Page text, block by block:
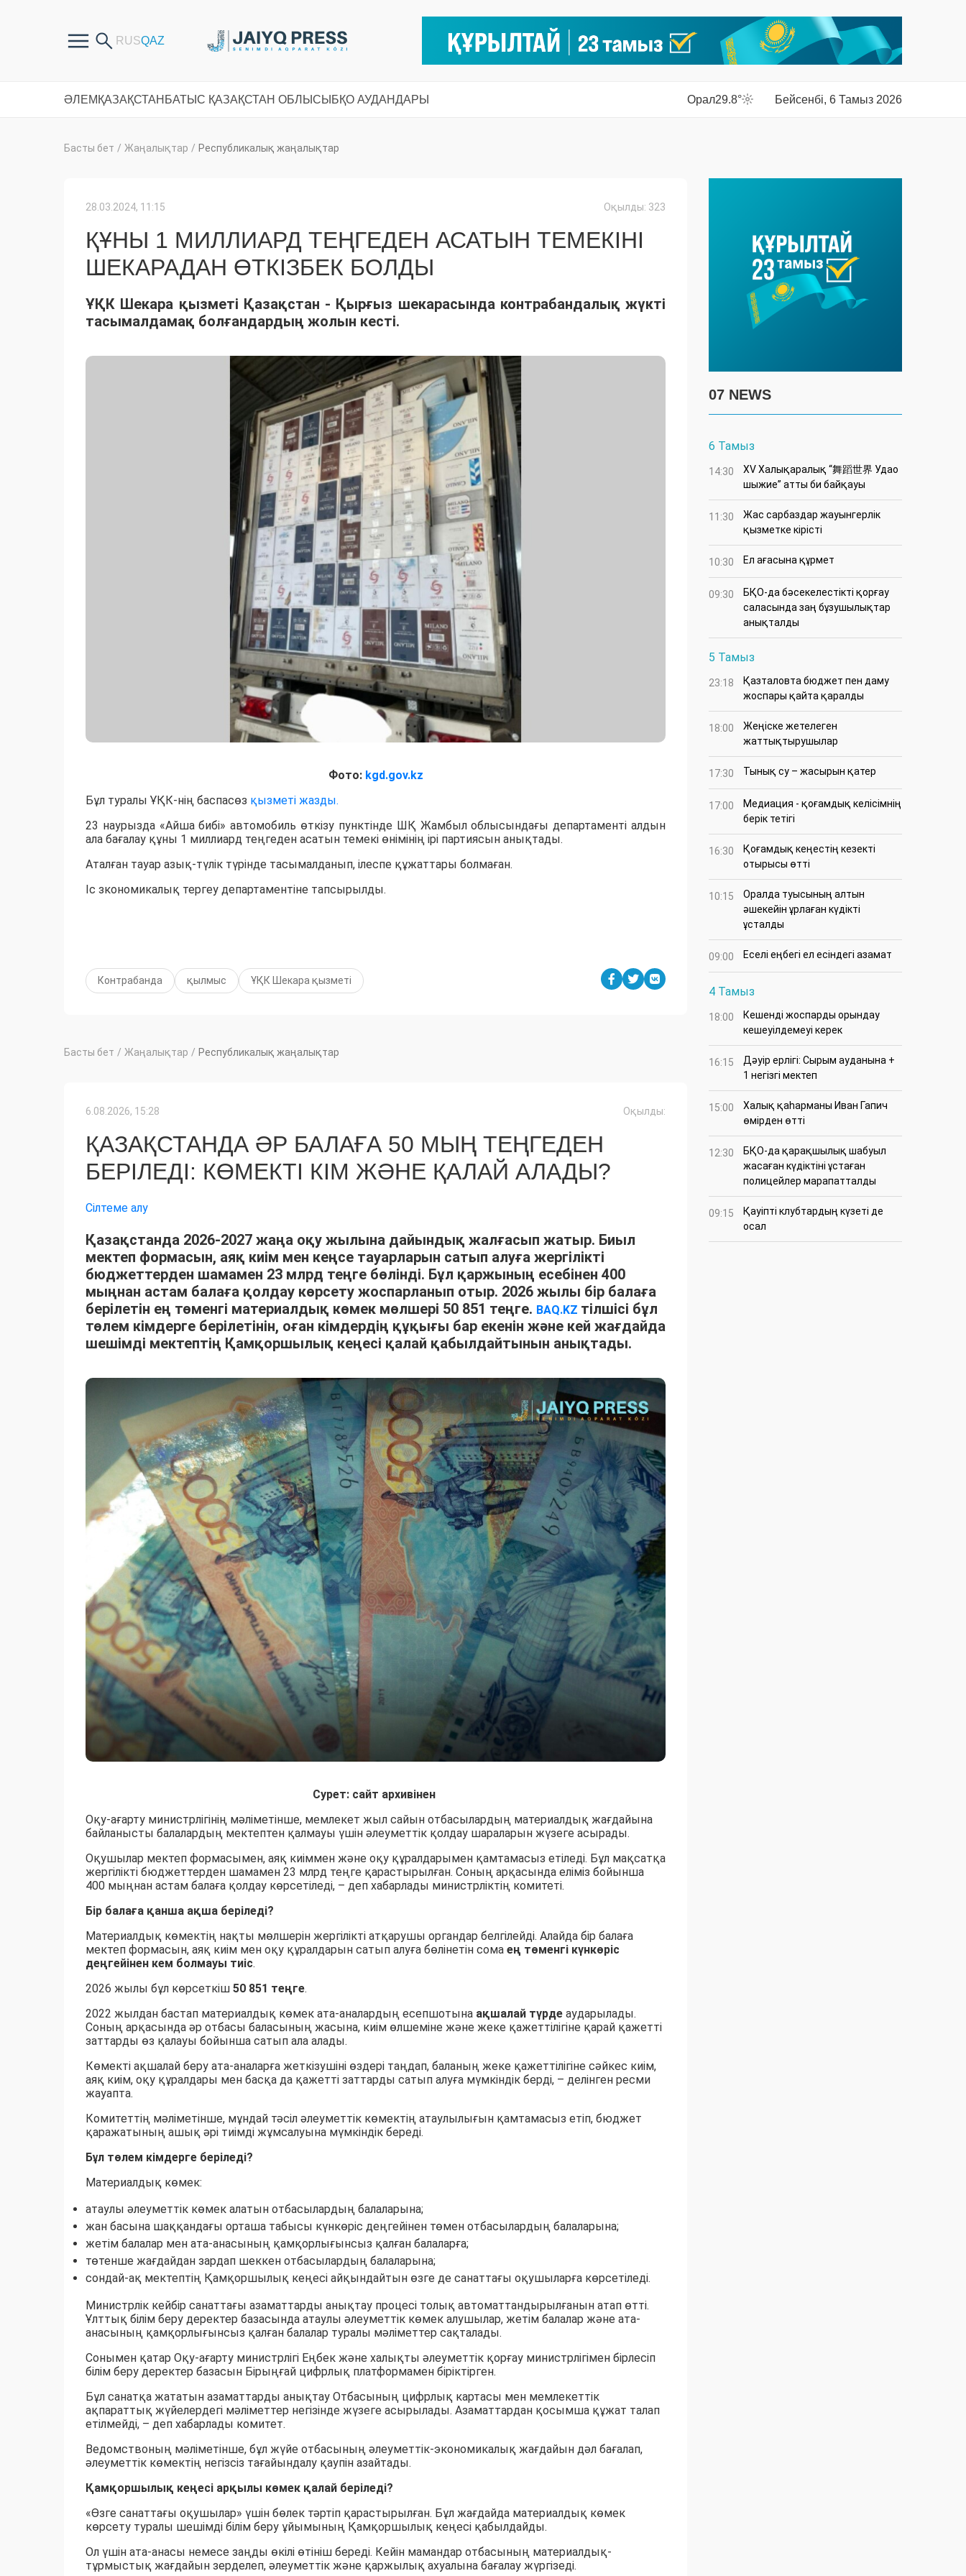
ӘЛЕМ ҚАЗАҚСТАН БАТЫС ҚАЗАҚСТАН ОБЛЫСЫ БҚО АУДАНДАРЫ Орал29.8° Бейсенбі, 6 Тамыз 2026
Басты бет / Жаңалықтар / Республикалық жаңалықтар
28.03.2024, 11:15 Оқылды: 323
ҚҰНЫ 1 МИЛЛИАРД ТЕҢГЕДЕН АСАТЫН ТЕМЕКІНІ
ШЕКАРАДАН ӨТКІЗБЕК БОЛДЫ
ҰҚК Шекара қызметі Қазақстан - Қырғыз шекарасында контрабандалық жүкті
тасымалдамақ болғандардың жолын кесті.
Фото: kgd.gov.kz
Бұл туралы ҰҚК-нің баспасөз қызметі жазды.
23 наурызда «Айша бибі» автомобиль өткізу пунктінде ШҚ Жамбыл облысындағы департаменті алдын
ала бағалау құны 1 миллиард теңгеден асатын темекі өнімінің ірі партиясын анықтады.
Аталған тауар азық-түлік түрінде тасымалданып, ілеспе құжаттары болмаған.
Іс зкономикалық тергеу департаментіне тапсырылды.
Контрабанда қылмыс ҰҚК Шекара қызметі
Басты бет / Жаңалықтар / Республикалық жаңалықтар
6.08.2026, 15:28 Оқылды:
ҚАЗАҚСТАНДА ӘР БАЛАҒА 50 МЫҢ ТЕҢГЕДЕН
БЕРІЛЕДІ: КӨМЕКТІ КІМ ЖӘНЕ ҚАЛАЙ АЛАДЫ?
Сілтеме алу
Қазақстанда 2026-2027 жаңа оқу жылына дайындық жалғасып жатыр. Биыл
мектеп формасын, аяқ киім мен кеңсе тауарларын сатып алуға жергілікті
бюджеттерден шамамен 23 млрд теңге бөлінді. Бұл қаржының есебінен 400
мыңнан астам балаға қолдау көрсету жоспарланып отыр. 2026 жылы бір балаға
берілетін ең төменгі материалдық көмек мөлшері 50 851 теңге. BAQ.KZ тілшісі бұл
төлем кімдерге берілетінін, оған кімдердің құқығы бар екенін және кей жағдайда
шешімді мектептің Қамқоршылық кеңесі қалай қабылдайтынын анықтады.
Сурет: сайт архивінен
Оқу-ағарту министрлігінің мәліметінше, мемлекет жыл сайын отбасылардың материалдық жағдайына
байланысты балалардың мектептен қалмауы үшін әлеуметтік қолдау шараларын жүзеге асырады.
Оқушылар мектеп формасымен, аяқ киіммен және оқу құралдарымен қамтамасыз етіледі. Бұл мақсатқа
жергілікті бюджеттерден шамамен 23 млрд теңге қарастырылған. Соның арқасында еліміз бойынша
400 мыңнан астам балаға қолдау көрсетіледі, – деп хабарлады министрліктің комитеті.
Бір балаға қанша ақша беріледі?
Материалдық көмектің нақты мөлшерін жергілікті атқарушы органдар белгілейді. Алайда бір балаға
мектеп формасын, аяқ киім мен оқу құралдарын сатып алуға бөлінетін сома ең төменгі күнкөріс
деңгейінен кем болмауы тиіс.
2026 жылы бұл көрсеткіш 50 851 теңге.
2022 жылдан бастап материалдық көмек ата-аналардың есепшотына ақшалай түрде аударылады.
Соның арқасында әр отбасы баласының жасына, киім өлшеміне және жеке қажеттілігіне қарай қажетті
заттарды өз қалауы бойынша сатып ала алады.
Көмекті ақшалай беру ата-аналарға жеткізушіні өздері таңдап, баланың жеке қажеттілігіне сәйкес киім,
аяқ киім, оқу құралдары мен басқа да қажетті заттарды сатып алуға мүмкіндік берді, – делінген ресми
жауапта.
Комитеттің мәліметінше, мұндай тәсіл әлеуметтік көмектің атаулылығын қамтамасыз етіп, бюджет
қаражатының ашық әрі тиімді жұмсалуына мүмкіндік береді.
Бұл төлем кімдерге беріледі?
Материалдық көмек:
атаулы әлеуметтік көмек алатын отбасылардың балаларына;
жан басына шаққандағы орташа табысы күнкөріс деңгейінен төмен отбасылардың балаларына;
жетім балалар мен ата-анасының қамқорлығынсыз қалған балаларға;
төтенше жағдайдан зардап шеккен отбасылардың балаларына;
сондай-ақ мектептің Қамқоршылық кеңесі айқындайтын өзге де санаттағы оқушыларға көрсетіледі.
Министрлік кейбір санаттағы азаматтарды анықтау процесі толық автоматтандырылғанын атап өтті.
Ұлттық білім беру деректер базасында атаулы әлеуметтік көмек алушылар, жетім балалар және ата-
анасының қамқорлығынсыз қалған балалар туралы мәліметтер сақталады.
Сонымен қатар Оқу-ағарту министрлігі Еңбек және халықты әлеуметтік қорғау министрлігімен бірлесіп
білім беру деректер базасын Бірыңғай цифрлық платформамен біріктірген.
Бұл санатқа жататын азаматтарды анықтау Отбасының цифрлық картасы мен мемлекеттік
ақпараттық жүйелердегі мәліметтер негізінде жүзеге асырылады. Азаматтардан қосымша құжат талап
етілмейді, – деп хабарлады комитет.
Ведомствоның мәліметінше, бұл жүйе отбасының әлеуметтік-экономикалық жағдайын дәл бағалап,
әлеуметтік көмектің негізсіз тағайындалу қаупін азайтады.
Қамқоршылық кеңесі арқылы көмек қалай беріледі?
«Өзге санаттағы оқушылар» үшін бөлек тәртіп қарастырылған. Бұл жағдайда материалдық көмек
көрсету туралы шешімді білім беру ұйымының Қамқоршылық кеңесі қабылдайды.
Ол үшін ата-анасы немесе заңды өкілі өтініш береді. Кейін мамандар отбасының материалдық-
тұрмыстық жағдайын зерделеп, әлеуметтік және қаржылық ахуалына бағалау жүргізеді.
07 NEWS
6 Тамыз
14:30
XV Халықаралық “舞蹈世界 Удао
шыжие” атты би байқауы
11:30
Жас сарбаздар жауынгерлік
қызметке кірісті
10:30 Ел ағасына құрмет
09:30
БҚО-да бәсекелестікті қорғау
саласында заң бұзушылықтар
анықталды
5 Тамыз
23:18
Қазталовта бюджет пен даму
жоспары қайта қаралды
18:00
Жеңіске жетелеген
жаттықтырушылар
17:30 Тынық су – жасырын қатер
17:00
Медиация - қоғамдық келісімнің
берік тетігі
16:30
Қоғамдық кеңестің кезекті
отырысы өтті
10:15
Оралда туысының алтын
әшекейін ұрлаған күдікті
ұсталды
09:00 Еселі еңбегі ел есіндегі азамат
4 Тамыз
18:00
Кешенді жоспарды орындау
кешеуілдемеуі керек
16:15
Дәуір ерлігі: Сырым ауданына +
1 негізгі мектеп
15:00
Халық қаһарманы Иван Гапич
өмірден өтті
12:30
БҚО-да қарақшылық шабуыл
жасаған күдіктіні ұстаған
полицейлер марапатталды
09:15
Қауіпті клубтардың күзеті де
осал